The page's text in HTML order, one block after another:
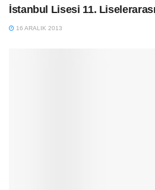
İstanbul Lisesi 11.
16 ARALIK 2013